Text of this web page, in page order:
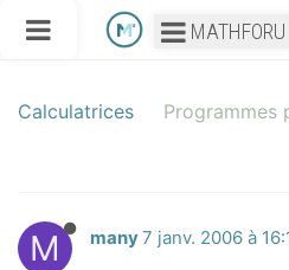
MATHFORU
Calculatrices Programmes
M many7 janv. 2006 à